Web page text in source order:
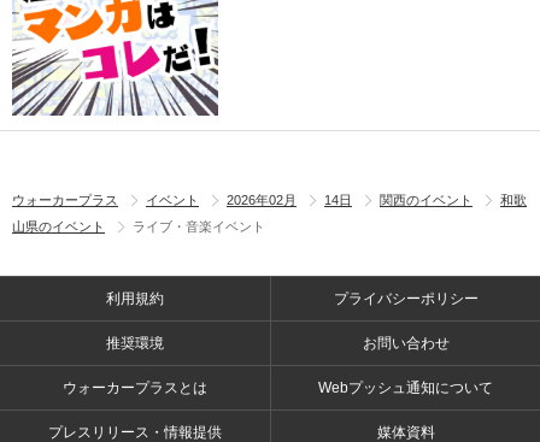
ウォーカープラス イベント 2026年02月 14日 関西のイベント
和歌
山県のイベント
ライブ・音楽イベント
利用規約 プライバシーポリシー
推奨環境 お問い合わせ
ウォーカープラスとは Webプッシュ通知について
プレスリリース・情報提供 媒体資料